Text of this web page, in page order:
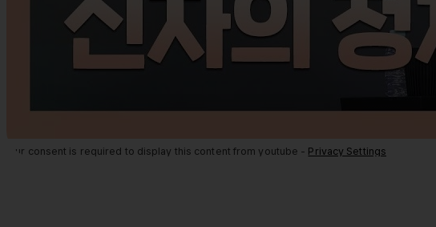
Your consent is required to display this content from youtube - Privacy Settings